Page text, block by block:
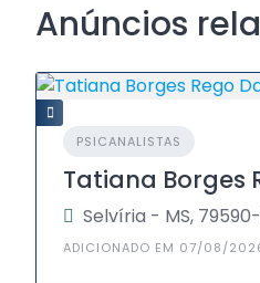
Anúncios
PSICANALISTAS
Tatiana Borges
Selvíria - MS,
ADICIONADO EM 07/08/